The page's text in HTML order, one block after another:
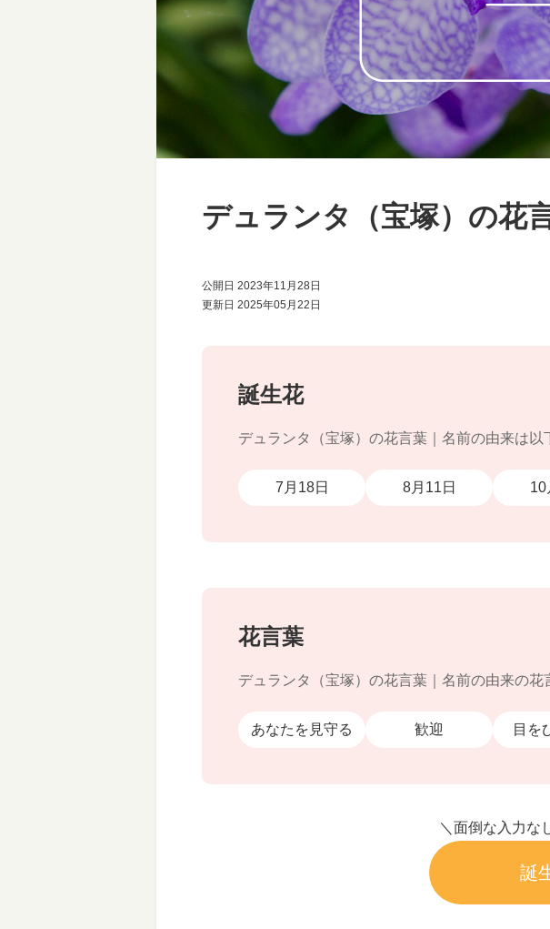
デュランタ（宝塚）の花
公開日 2023年11月28日
更新日 2025年05月22日
誕生花
デュランタ（宝塚）の花言葉｜名前の由来は以
7月18日 8月11日 10
花言葉
デュランタ（宝塚）の花言葉｜名前の由来の花
あなたを見守る 歓迎 目を
＼面倒な入力な
誕